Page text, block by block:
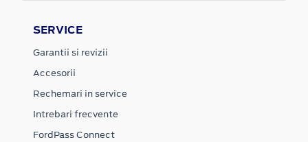
SERVICE
Garantii si revizii
Accesorii
Rechemari in service
Intrebari frecvente
FordPass Connect